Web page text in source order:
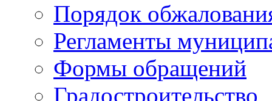
Порядок
Регламенты
Формы обращений
Градостроительство